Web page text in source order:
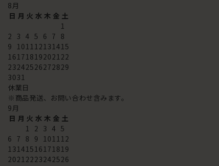
8月
日 月 火 水 木 金 土
1
2 3 4 5 6 7 8
9 101112131415
16171819202122
23242526272829
3031
休業日
※商品発送、お問い合わせ含みます。
9月
日 月 火 水 木 金 土
1 2 3 4 5
6 7 8 9 101112
13141516171819
20212223242526